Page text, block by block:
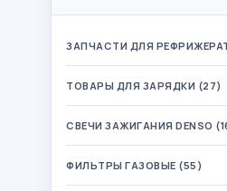
ЗАПЧАСТИ ДЛЯ
ТОВАРЫ ДЛЯ ЗАРЯДКИ (27)
СВЕЧИ ЗАЖИГАНИЯ DENSO
ФИЛЬТРЫ ГАЗОВЫЕ (55)